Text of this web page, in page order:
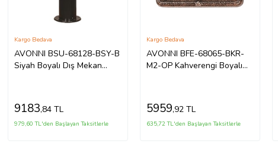
AVONNI BSU-68128-BSY-B
Siyah Boyalı Dış Mekan
Kargo Bedava
9183,84 TL
979,60 TL'den Başlayan Taksitlerle
AVONNI BFE-68065-BKR-
M2-OP Kahverengi Boyalı
Kargo Bedava
5959,92 TL
635,72 TL'den Başlayan Taksitlerle